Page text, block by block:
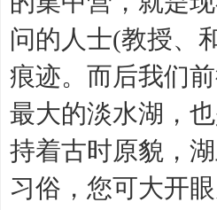
问的人士(教授、
痕迹。而后我们
最大的淡水湖，
持着古时原貌，
习俗，您可大开